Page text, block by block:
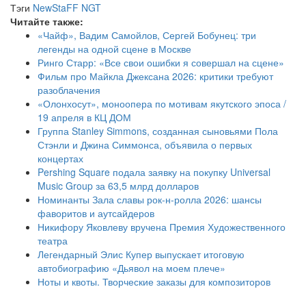
Тэги NewStaFF NGT
Читайте также:
«Чайф», Вадим Самойлов, Сергей Бобунец: три
легенды на одной сцене в Москве
Ринго Старр: «Все свои ошибки я совершал на сцене»
Фильм про Майкла Джексана 2026: критики требуют
разоблачения
«Олонхосут», моноопера по мотивам якутского эпоса /
19 апреля в КЦ ДОМ
Группа Stanley Simmons, созданная сыновьями Пола
Стэнли и Джина Симмонса, объявила о первых
концертах
Pershing Square подала заявку на покупку Universal
Music Group за 63,5 млрд долларов
Номинанты Зала славы рок-н-ролла 2026: шансы
фаворитов и аутсайдеров
Никифору Яковлеву вручена Премия Художественного
театра
Легендарный Элис Купер выпускает итоговую
автобиографию «Дьявол на моем плече»
Ноты и квоты. Творческие заказы для композиторов